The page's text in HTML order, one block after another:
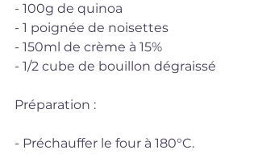
- 100g de quinoa
- 1 poignée de noisettes
- 150ml de crème à 15%
- 1/2 cube de bouillon dégraissé
Préparation :
- Préchauffer le four à 180°C.